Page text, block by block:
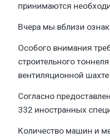
принимаются
Вчера мы вблизи
Особого внимания
строительного
вентиляционной
Согласно
332 иностранных
Количество машин и